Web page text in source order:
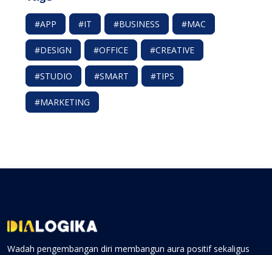
#APP #IT #BUSINESS #MAC
#DESIGN #OFFICE #CREATIVE
#STUDIO #SMART #TIPS
#MARKETING
Wadah pengembangan diri membangun aura positif sekaligus